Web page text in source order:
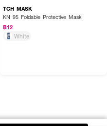
TCH MASK
KN 95 Foldable Protective Mask
฿12
White